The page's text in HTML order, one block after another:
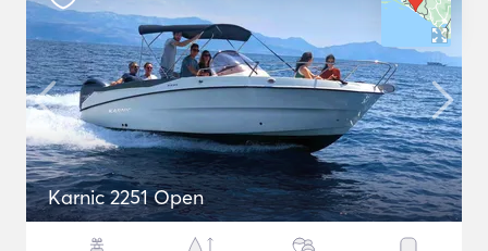
Karnic 2251 Open